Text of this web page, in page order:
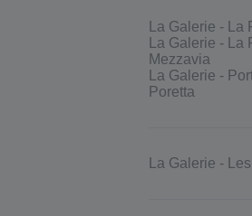
La Galerie -
La Galerie - La
Mezzavia
La Galerie -
Poretta
La Galerie -